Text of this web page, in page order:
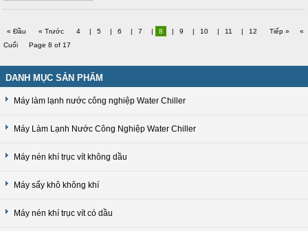
« Đầu « Trước 4 | 5 | 6 | 7 | 8 | 9 | 10 | 11 | 12 Tiếp »
«
Cuối
Page 8 of 17
DANH MỤC SẢN PHẨM
Máy làm lạnh nước công nghiệp Water Chiller
Máy Làm Lạnh Nước Công Nghiệp Water Chiller
Máy nén khí trục vít không dầu
Máy sấy khô không khí
Máy nén khí trục vít có dầu